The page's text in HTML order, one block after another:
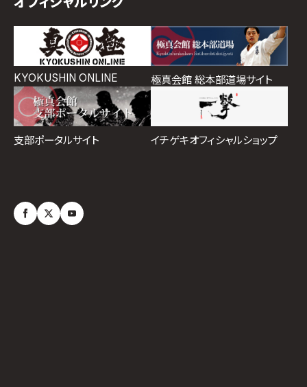
KYOKUSHIN ONLINE 極真会館 総本部道場サイト
支部ポータルサイト イチゲキオフィシャルショップ